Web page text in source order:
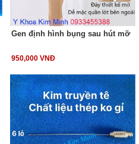
Gen định hình bụng sau hút mỡ
950,000 VNĐ